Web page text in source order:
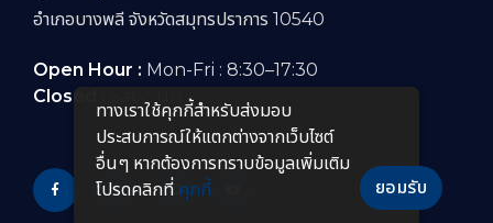
อำเภอบางพลี จังหวัดสมุทรปราการ 10540
Open Hour : Mon-Fri : 8:30–17:30
Closed :
ทางเราใช้คุกกี้สําหรับส่งมอบ
ประสบการณ์ให้แตกต่างจากเว็บไซต์
อื่นๆ หากต้องการทราบข้อมูลเพิ่มเติม
โปรดคลิกที่ คุกกี้ ยอมรับ